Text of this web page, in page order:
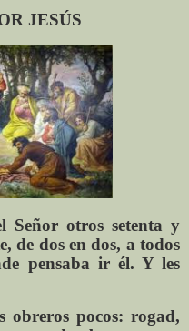
JESÚS
Señor otros setenta y
de dos en dos, a todos
pensaba ir él. Y les
obreros pocos: rogad,